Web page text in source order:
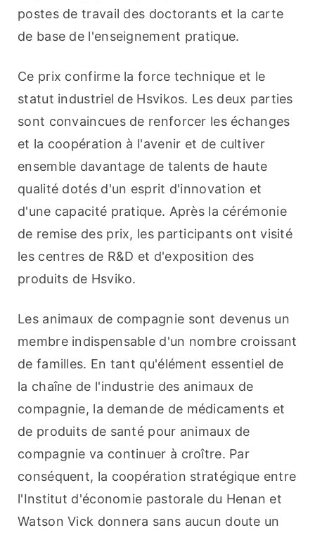
postes de travail des doctorants et la carte
de base de l'enseignement pratique.
Ce prix confirme la force technique et le
statut industriel de Hsvikos. Les deux parties
sont convaincues de renforcer les échanges
et la coopération à l'avenir et de cultiver
ensemble davantage de talents de haute
qualité dotés d'un esprit d'innovation et
d'une capacité pratique. Après la cérémonie
de remise des prix, les participants ont visité
les centres de R&D et d'exposition des
produits de Hsviko.
Les animaux de compagnie sont devenus un
membre indispensable d'un nombre croissant
de familles. En tant qu'élément essentiel de
la chaîne de l'industrie des animaux de
compagnie, la demande de médicaments et
de produits de santé pour animaux de
compagnie va continuer à croître. Par
conséquent, la coopération stratégique entre
l'Institut d'économie pastorale du Henan et
Watson Vick donnera sans aucun doute un